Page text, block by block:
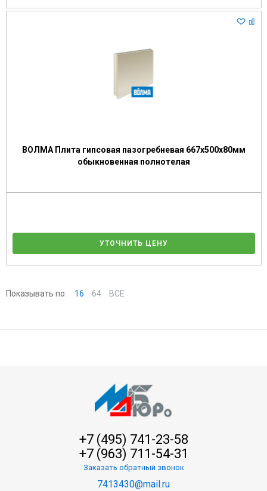
ВОЛМА Плита гипсовая пазогребневая 667х500х80мм
обыкновенная полнотелая
УТОЧНИТЬ ЦЕНУ
Показывать по: 16 64 ВСЕ
+7 (495) 741-23-58
+7 (963) 711-54-31
Заказать обратный звонок
7413430@mail.ru